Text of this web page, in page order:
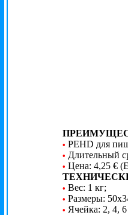
•PEHD для
•Длительный
•Цена: 4,25 €
•Вес: 1 кг;
•Размеры:
•Ячейка: 2, 4,